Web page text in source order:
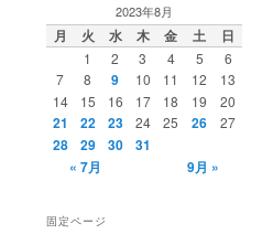
2023年8月
月 火 水 木 金 土 日
1 2 3 4 5
6
7
8 9 10 11 12
13
14
15 16 17 18 19 20
21 22 23 24 25 26 27
28 29 30
31
« 7月
9月 »
固定ページ